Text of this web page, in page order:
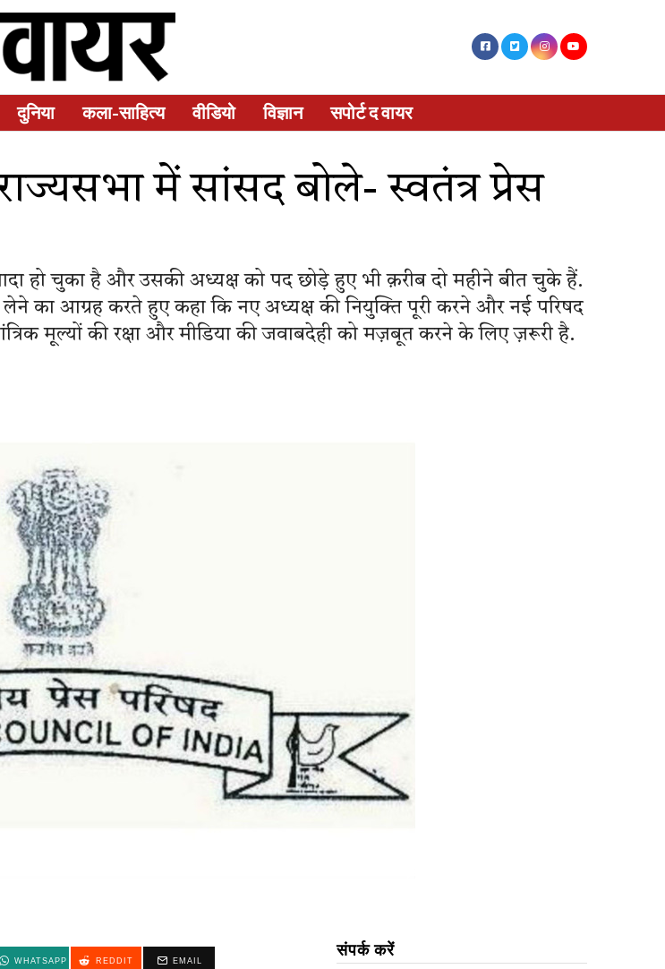
दुनिया कला-साहित्य वीडियो विज्ञान सपोर्ट द वायर
में सांसद बोले- स्वतंत्र प्रेस
हो चुका है और उसकी अध्यक्ष को पद छोड़े हुए भी क़रीब दो महीने बीत चुके हैं.
का आग्रह करते हुए कहा कि नए अध्यक्ष की नियुक्ति पूरी करने और नई परिषद
मूल्यों की रक्षा और मीडिया की जवाबदेही को मज़बूत करने के लिए ज़रूरी है.
WHATSAPP REDDIT EMAIL
संपर्क करें